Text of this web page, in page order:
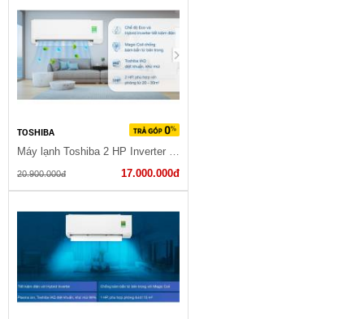
TOSHIBA
Máy lạnh Toshiba 2 HP Inverter RAS-H18C4KCVG-V
20.900.000đ 17.000.000đ